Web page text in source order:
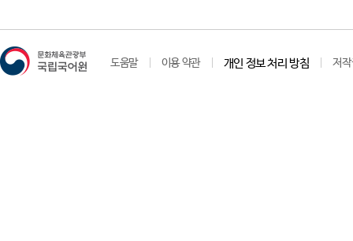
도움말 이용 약관 개인 정보 처리 방침 저